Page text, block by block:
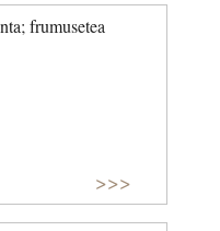
frumusetea
>>>